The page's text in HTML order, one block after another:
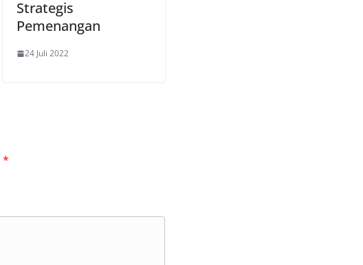
Strategis
Pemenangan
24 Juli 2022
*